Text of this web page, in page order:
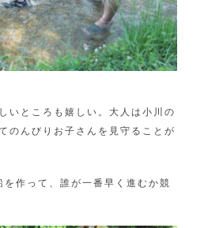
いところも嬉しい。大人は小川の
のんびりお子さんを見守ることが
作って、誰が一番早く進むか競